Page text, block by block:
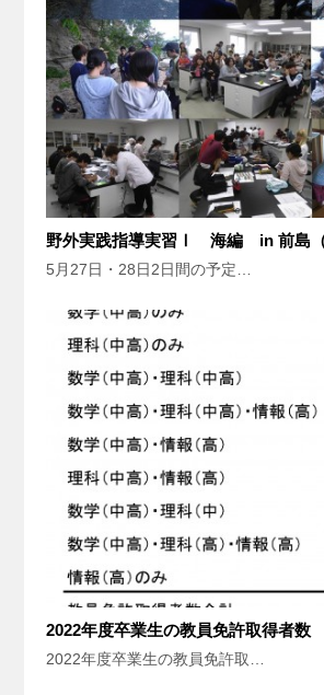
野外実践指導実習Ⅰ 海編 in 前島（
5月27日・28日2日間の予定…
2022年度卒業生の教員免許取得者数
2022年度卒業生の教員免許取…